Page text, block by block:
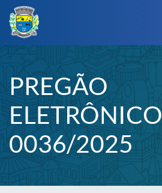
PREGÃO
ELETRÔNICO
0036/2025